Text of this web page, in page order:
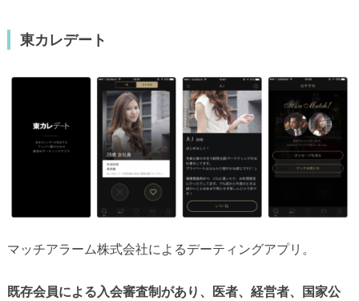
東カレデート
マッチアラーム株式会社によるデーティングアプリ。
既存会員による入会審査制があり、医者、経営者、国家公